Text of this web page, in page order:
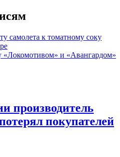
самолета к томатному соку
«Локомотивом» и «Авангардом»
производитель
покупателей